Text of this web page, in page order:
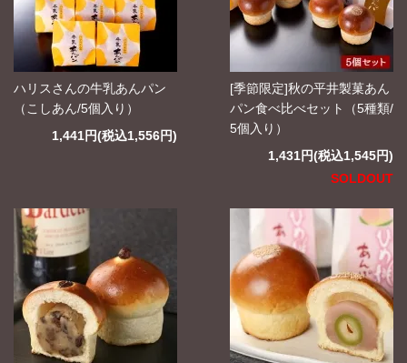
ハリスさんの牛乳あんパン
（こしあん/5個入り）
1,441円(税込1,556円)
[季節限定]秋の平井製菓あん
パン食べ比べセット（5種類/
5個入り）
1,431円(税込1,545円)
SOLDOUT